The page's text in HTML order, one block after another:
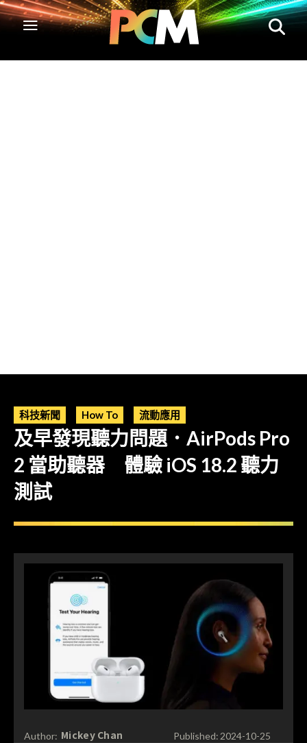
科技新聞 How To 流動應用
及早發現聽力問題．AirPods Pro
2 當助聽器 體驗 iOS 18.2 聽力
測試
Author: Mickey Chan Published: 2024-10-25